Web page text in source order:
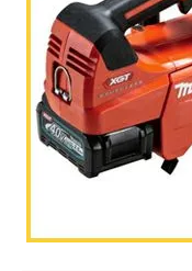
作業用品
補修部品
レンタル
利用ガイド